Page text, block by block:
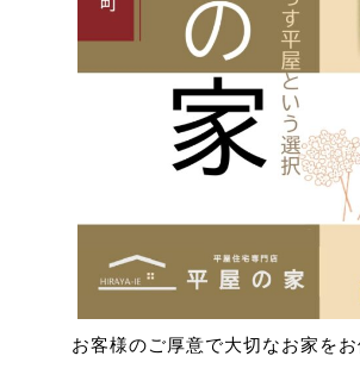
お客様のご厚意で大切なお家を